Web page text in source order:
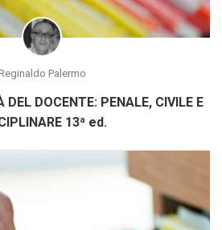
Reginaldo Palermo
DEL DOCENTE: PENALE, CIVILE E
13ª ed.